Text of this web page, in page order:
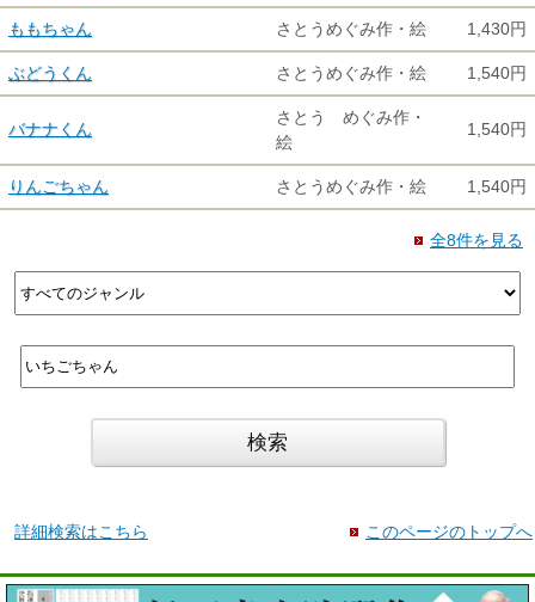
ももちゃん さとうめぐみ作・絵 1,430円
ぶどうくん さとうめぐみ作・絵 1,540円
バナナくん
さとう めぐみ作・
絵
1,540円
りんごちゃん さとうめぐみ作・絵 1,540円
全8件を見る
詳細検索はこちら このページのトップへ